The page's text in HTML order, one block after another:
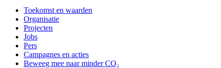
Toekomst en waarden
Organisatie
Projecten
Jobs
Pers
Campagnes en acties
Beweeg mee naar minder CO₂